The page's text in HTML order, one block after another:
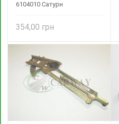
6104010 Сатурн
354,00